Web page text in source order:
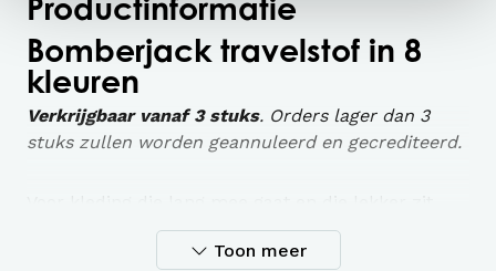
Productinformatie
Bomberjack travelstof in 8
kleuren
Verkrijgbaar vanaf 3 stuks. Orders lager dan 3
stuks zullen worden geannuleerd en gecrediteerd.
moet je de travelcollectie van Poco hebben.
Wij bieden hiermee een uitgebreide collectie
Toon meer